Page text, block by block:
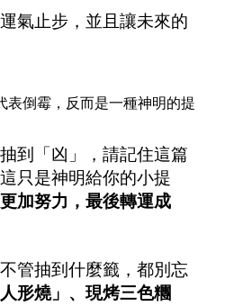
氣止步，並且讓未來的
表倒霉，反而是一種神明的提
到「凶」，請記住這篇
只是神明給你的小提
加努力，最後轉運成
管抽到什麼籤，都別忘
形燒」、現烤三色糰